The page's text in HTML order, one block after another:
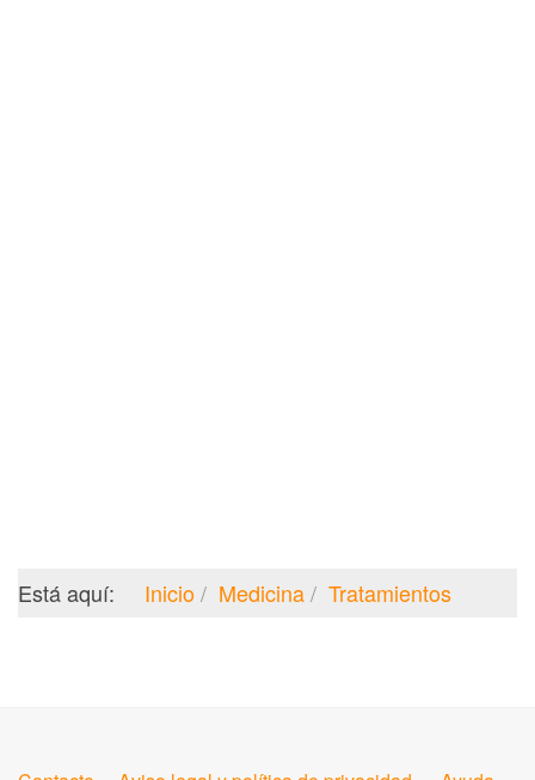
Está aquí: Inicio Medicina Tratamientos